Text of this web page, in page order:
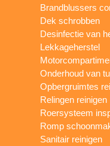
Brandblussers
Dek schrobben
Desinfectie van
Lekkageherstel
Onderhoud van
Opbergruimtes
Relingen reinigen
Roersysteem
Romp
Sanitair reinigen